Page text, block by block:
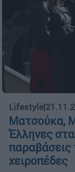
Lifestyle|
Ματσούκα,
Έλληνες
χειροπέδες